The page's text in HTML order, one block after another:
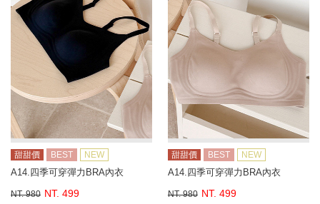
甜甜價 BEST NEW
A14.四季可穿彈力BRA內衣
NT. 980 NT. 499
甜甜價 BEST NEW
A14.四季可穿彈力BRA內衣
NT. 980 NT. 499